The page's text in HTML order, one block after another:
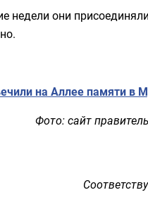
недели они
на Аллее памяти в
Фото: сайт